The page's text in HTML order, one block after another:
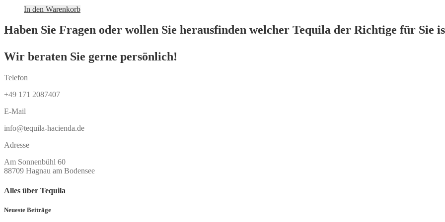
In den Warenkorb
Haben Sie Fragen oder wollen Sie herausfinden welcher Tequila der Richtige für Sie
Wir beraten Sie gerne persönlich!
Telefon
+49 171 2087407
E-Mail
info@tequila-hacienda.de
Adresse
Am Sonnenbühl 60
88709 Hagnau am Bodensee
Alles über Tequila
Neueste Beiträge